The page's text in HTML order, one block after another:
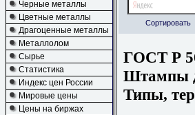
Черные металлы
Цветные металлы
Драгоценные металлы
Металлолом
Сырье
Статистика
Индекс цен России
Мировые цены
Цены на биржах
Сортировать
ГОСТ Р
Штампы
Типы,